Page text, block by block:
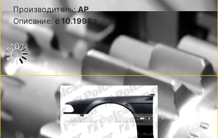
Производитель:AP
Описание: с 10.1998>